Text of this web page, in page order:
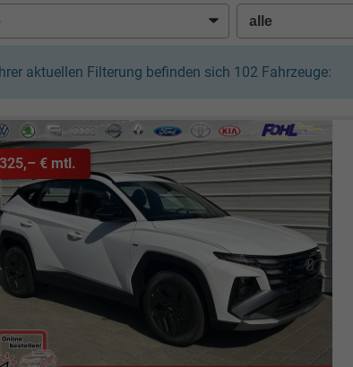
aktuellen Filterung befinden sich 102 Fahrzeuge:
€ mtl.